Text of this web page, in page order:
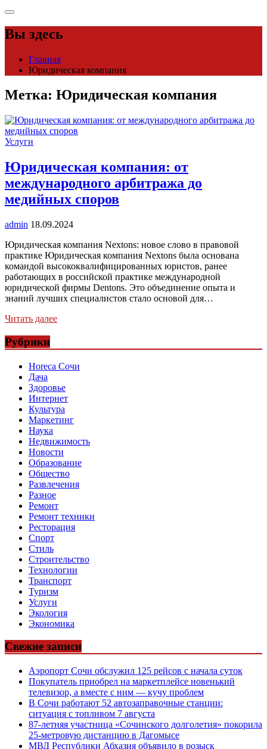
Вы здесь
Главная
Юридическая компания
Метка: Юридическая компания
Услуги
Юридическая компания: от
международного арбитража до
медийных споров
admin 18.09.2024
Юридическая компания Nextons: новое слово в правовой
практике Юридическая компания Nextons была основана
командой высококвалифицированных юристов, ранее
работающих в российской практике международной
юридической фирмы Dentons. Это объединение опыта и
знаний лучших специалистов стало основой для…
Читать далее
Рубрики
Horeca Сочи
Дача
Здоровье
Интернет
Культура
Маркетинг
Наука
Недвижимость
Новости
Образование
Общество
Развлечения
Разное
Ремонт
Ремонт техники
Ресторация
Спорт
Стиль
Строительство
Технологии
Транспорт
Туризм
Услуги
Экология
Экономика
Свежие записи
Аэропорт Сочи обслужил 125 рейсов с начала суток
Покупатель приобрел на маркетплейсе новенький
телевизор, а вместе с ним — кучу проблем
В Сочи работают 52 автозаправочные станции:
ситуация с топливом 7 августа
87-летняя участница «Сочинского долголетия» покорила
25-метровую дистанцию в Дагомысе
МВД Республики Абхазия объявило в розыск